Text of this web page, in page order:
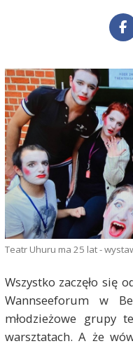
Teatr Uhuru ma 25 lat -
Wszystko zaczęło się
Wannseeforum w
młodzieżowe grupy
warsztatach. A że